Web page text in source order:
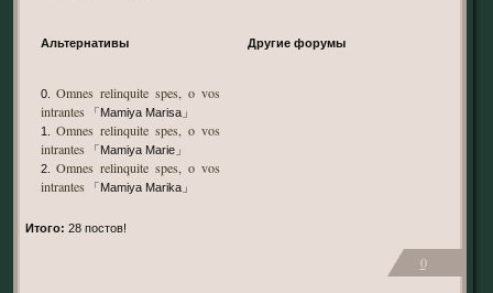
Альтернативы Другие форумы
0.Omnes relinquite spes, o vos
intrantes「Mamiya Marisa」
1.Omnes relinquite spes, o vos
intrantes「Mamiya Marie」
2.Omnes relinquite spes, o vos
intrantes「Mamiya Marika」
Итого: 28 постов!
0